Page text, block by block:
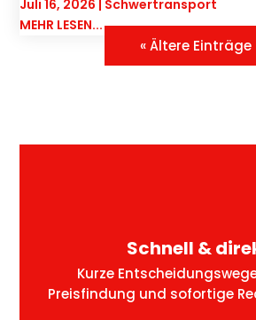
Juli 16, 2026 | Schwertransport
MEHR LESEN...
« Ältere Einträge
Schnell &
Kurze
Preisfindung und sofortige